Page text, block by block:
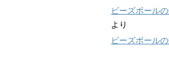
ビーズボール
より
ビーズボール